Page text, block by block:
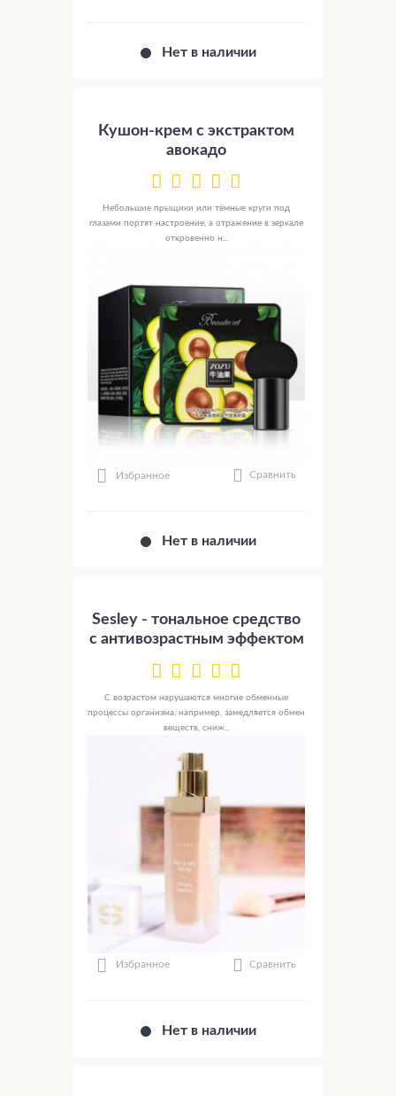
Нет в наличии
Кушон-крем с экстрактом
авокадо
Небольшие прыщики или тёмные круги под
глазами портят настроение, а отражение в зеркале
откровенно н...
Избранное Сравнить
Нет в наличии
Sesley - тональное средство
с антивозрастным эффектом
С возрастом нарушаются многие обменные
процессы организма, например, замедляется обмен
веществ, сниж...
Избранное Сравнить
Нет в наличии